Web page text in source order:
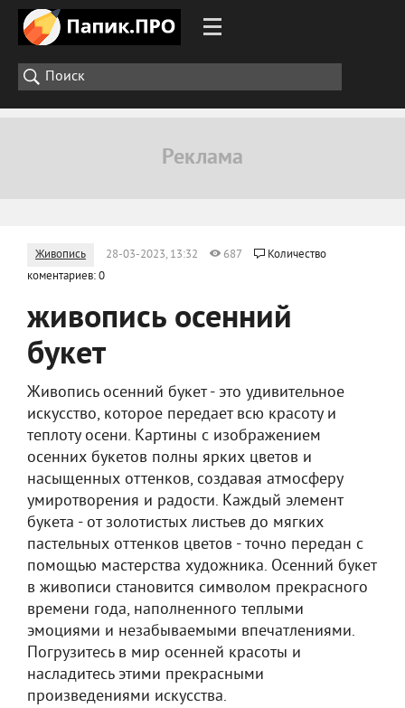
Живопись 28-03-2023, 13:32 687
Количество
коментариев: 0
живопись осенний
букет
Живопись осенний букет - это удивительное
искусство, которое передает всю красоту и
теплоту осени. Картины с изображением
осенних букетов полны ярких цветов и
насыщенных оттенков, создавая атмосферу
умиротворения и радости. Каждый элемент
букета - от золотистых листьев до мягких
пастельных оттенков цветов - точно передан с
помощью мастерства художника. Осенний букет
в живописи становится символом прекрасного
времени года, наполненного теплыми
эмоциями и незабываемыми впечатлениями.
Погрузитесь в мир осенней красоты и
насладитесь этими прекрасными
произведениями искусства.